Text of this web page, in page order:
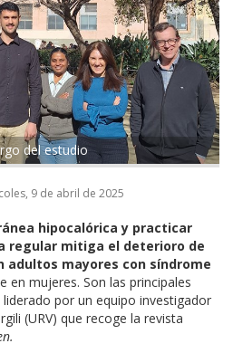
del estudio
9 de abril de 2025
hipocalórica y practicar
regular mitiga el deterioro de
adultos mayores con síndrome
en mujeres. Son las principales
por un equipo investigador
(URV) que recoge la revista